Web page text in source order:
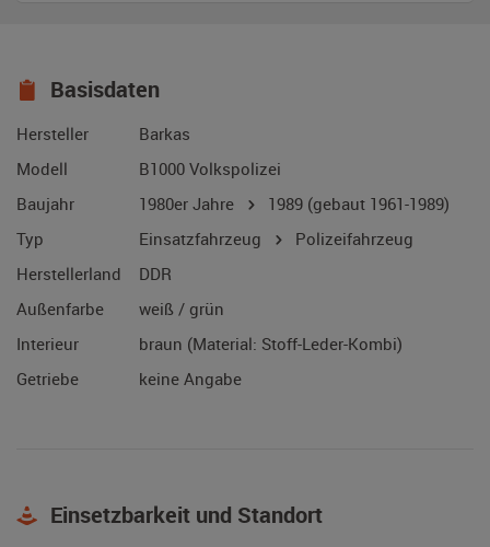
Basisdaten
Hersteller
Barkas
Modell
B1000 Volkspolizei
Baujahr
1980er Jahre 1989 (gebaut 1961-1989)
Typ
Einsatzfahrzeug
Polizeifahrzeug
Herstellerland
DDR
Außenfarbe
weiß / grün
Interieur
braun (Material: Stoff-Leder-Kombi)
Getriebe
keine Angabe
Einsetzbarkeit und Standort